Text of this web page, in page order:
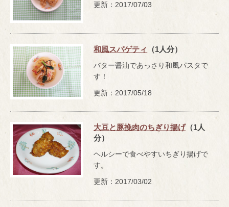
更新：2017/07/03
和風スパゲティ （1人分）
バター醤油であっさり和風パスタで
す！
更新：2017/05/18
大豆と豚挽肉のちぎり揚げ（1人
分）
ヘルシーで食べやすいちぎり揚げで
す。
更新：2017/03/02